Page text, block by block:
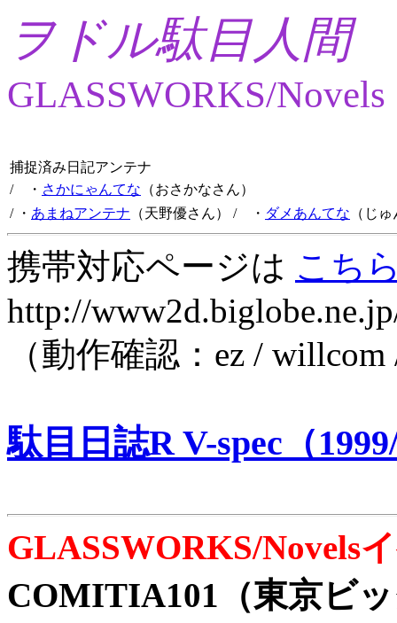
ヲドル駄目人間
GLASSWORKS/Novels
捕捉済み日記アンテナ
/ ・ さかにゃんてな （おさかなさん）
/ ・ あまねアンテナ （天野優さん） / ・ ダメあんてな （じ
携帯対応ページは こち
http://
（動作確認：ez /
駄目日誌R V-spec（
GLASSWORKS/Novels
COMITIA101（東京ビ